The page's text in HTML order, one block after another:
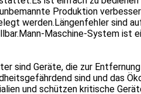
Produktion
werden.Längenfehler sind
Maschine-System ist
sind Geräte, die zur
sind und das
und schützen kritische